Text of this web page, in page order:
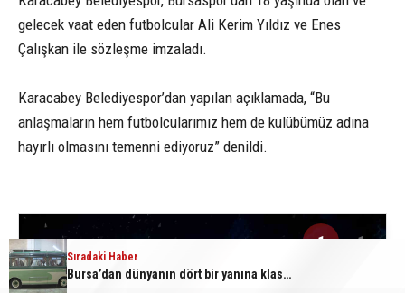
Sıradaki Haber
Bursa’da huzur uygulaması: 21 aranan şahıs yakalandı, 388 bin TL ceza kesildi
gelecek vaat eden futbolcular Ali Kerim Yıldız ve Enes
Çalışkan ile sözleşme imzaladı.
Karacabey Belediyespor’dan yapılan açıklamada, “Bu
anlaşmaların hem futbolcularımız hem de kulübümüz adına
hayırlı olmasını temenni ediyoruz” denildi.
1 1
Sıradaki Haber
Bursa’dan dünyanın dört bir yanına klasik araç: Dünyada sayılı kalan otobüsler Bursa’da tekrar restore ediliyor